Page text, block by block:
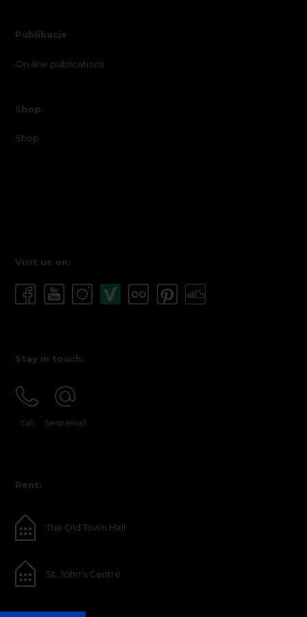
Publikacje
On-line publications
Shop
Shop
Visit us on:
Stay in touch:
Call Send email
Rent:
The Old Town Hall
St. John's Centre